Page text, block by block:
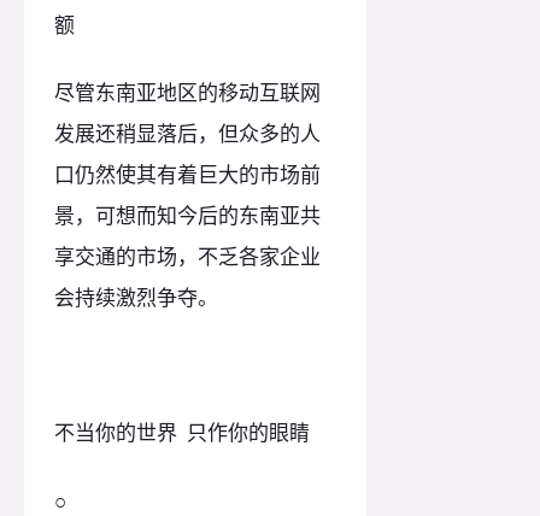
额
尽管东南亚地区的移动互联网
发展还稍显落后，但众多的人
口仍然使其有着巨大的市场前
景，可想而知今后的东南亚共
享交通的市场，不乏各家企业
会持续激烈争夺。
不当你的世界 只作你的眼睛
○